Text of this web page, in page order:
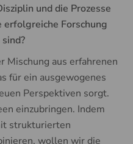
und die Prozesse
Forschung
Mischung aus erfahrenen
für ein ausgewogenes
Perspektiven sorgt.
einzubringen. Indem
strukturierten
wollen wir die